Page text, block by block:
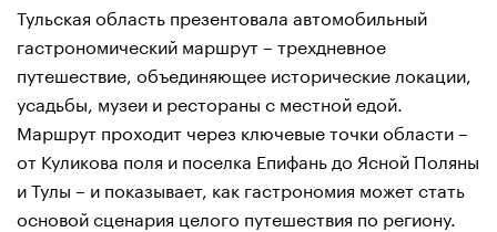
Тульская область презентовала автомобильный
гастрономический маршрут – трехдневное
путешествие, объединяющее исторические локации,
усадьбы, музеи и рестораны с местной едой.
Маршрут проходит через ключевые точки области –
от Куликова поля и поселка Епифань до Ясной Поляны
и Тулы – и показывает, как гастрономия может стать
основой сценария целого путешествия по региону.